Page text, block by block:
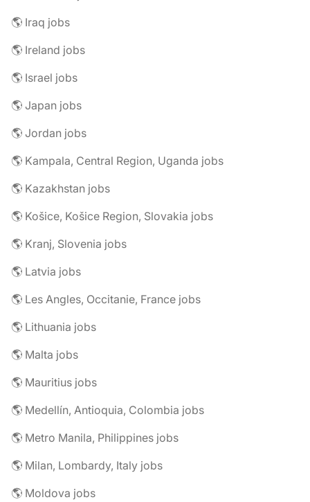
🌎 Iraq jobs
🌎 Ireland jobs
🌎 Israel jobs
🌎 Japan jobs
🌎 Jordan jobs
🌎 Kampala, Central Region, Uganda jobs
🌎 Kazakhstan jobs
🌎 Košice, Košice Region, Slovakia jobs
🌎 Kranj, Slovenia jobs
🌎 Latvia jobs
🌎 Les Angles, Occitanie, France jobs
🌎 Lithuania jobs
🌎 Malta jobs
🌎 Mauritius jobs
🌎 Medellín, Antioquia, Colombia jobs
🌎 Metro Manila, Philippines jobs
🌎 Milan, Lombardy, Italy jobs
🌎 Moldova jobs